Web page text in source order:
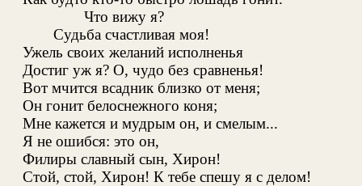
Что вижу я?
Судьба счастливая моя!
Ужель своих желаний исполненья
Достиг уж я? О, чудо без сравненья!
Вот мчится всадник близко от меня;
Он гонит белоснежного коня;
Мне кажется и мудрым он, и смелым...
Я не ошибся: это он,
Филиры славный сын, Хирон!
Стой, стой, Хирон! К тебе спешу я с делом!